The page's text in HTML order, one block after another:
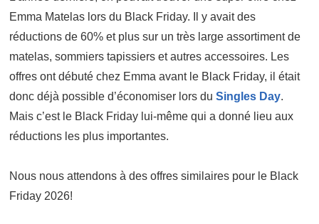
Emma Matelas lors du Black Friday. Il y avait des
réductions de 60% et plus sur un très large assortiment de
matelas, sommiers tapissiers et autres accessoires. Les
offres ont débuté chez Emma avant le Black Friday, il était
donc déjà possible d’économiser lors du Singles Day.
Mais c’est le Black Friday lui-même qui a donné lieu aux
réductions les plus importantes.
Nous nous attendons à des offres similaires pour le Black
Friday 2026!